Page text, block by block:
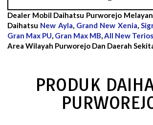
Dealer Mobil Daihatsu Purworejo
Daihatsu New Ayla, Grand New Xenia,
Gran Max PU, Gran Max MB,All New Terios
Area Wilayah Purworejo Dan Daerah
PRODUK